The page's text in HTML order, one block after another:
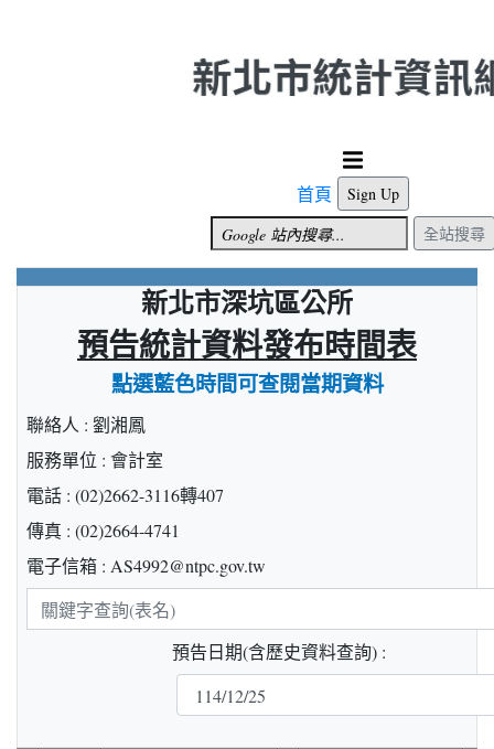
首頁
Sign Up
全站搜尋
新北市深坑區公所
預告統計資料發布時間表
點選藍色時間可查閱當期資料
聯絡人 : 劉湘鳳
服務單位 : 會計室
電話 : (02)2662-3116轉407
傳真 : (02)2664-4741
電子信箱 : AS4992@ntpc.gov.tw
關
鍵
預告日期(含歷史資料查詢) :